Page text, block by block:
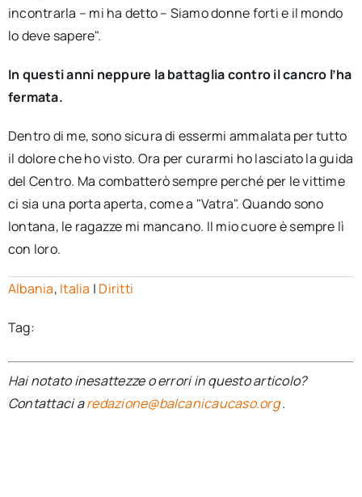
incontrarla – mi ha detto – Siamo donne forti e il mondo
lo deve sapere".
In questi anni neppure la battaglia contro il cancro l’ha
fermata.
Dentro di me, sono sicura di essermi ammalata per tutto
il dolore che ho visto. Ora per curarmi ho lasciato la guida
del Centro. Ma combatterò sempre perché per le vittime
ci sia una porta aperta, come a "Vatra". Quando sono
lontana, le ragazze mi mancano. Il mio cuore è sempre lì
con loro.
Albania, Italia | Diritti
Tag:
Hai notato inesattezze o errori in questo articolo?
Contattaci aredazione@balcanicaucaso.org.